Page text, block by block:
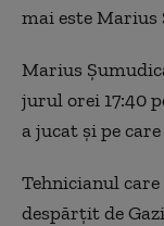
mai este Marius
Marius
jurul orei 17:40
a jucat și pe
Tehnicianul
despărțit de